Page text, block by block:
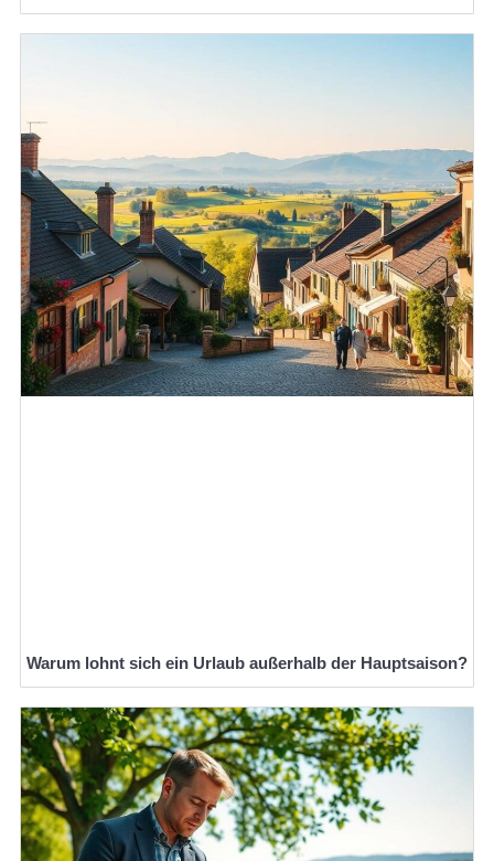
Warum lohnt sich ein Urlaub außerhalb der Hauptsaison?